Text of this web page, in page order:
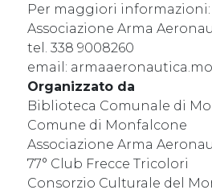
Per maggiori informazioni:
Associazione Arma
tel. 338 9008260
email:
Organizzato da
Biblioteca Comunale di
Comune di Monfalcone
Associazione Arma
77° Club Frecce Tricolori
Consorzio Culturale del